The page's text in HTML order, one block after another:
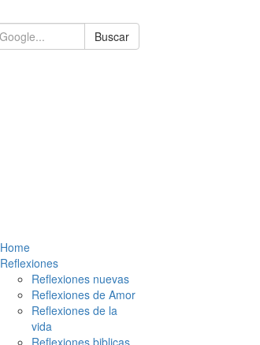
Buscar
Home
Reflexiones
Reflexiones nuevas
Reflexiones de Amor
Reflexiones de la
vida
Reflexiones biblicas